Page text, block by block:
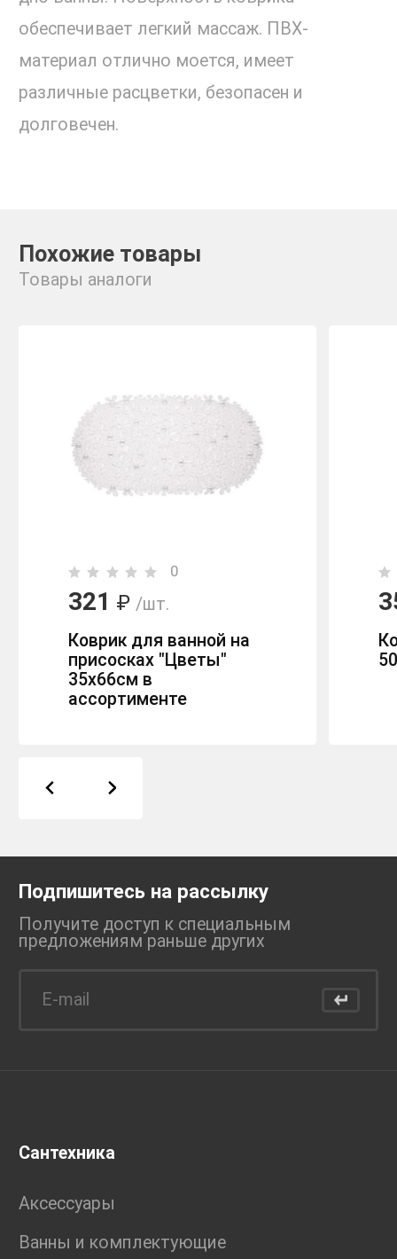
обеспечивает легкий массаж. ПВХ-
материал отлично моется, имеет
различные расцветки, безопасен и
долговечен.
Похожие товары
Товары аналоги
0
321 ₽ /шт.
Коврик для ванной на
присосках "Цветы"
35х66см в
ассортименте
Подпишитесь на рассылку
Получите доступ к специальным
предложениям раньше других
Сантехника
Аксессуары
Ванны и комплектующие